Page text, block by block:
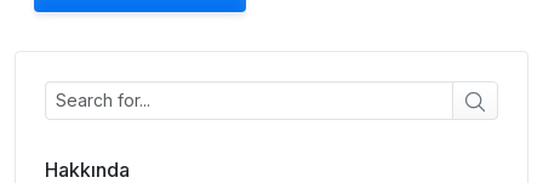
Hakkında